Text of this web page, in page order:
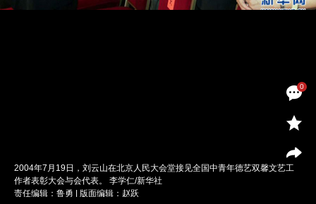
0
2004年7月19日，刘云山在北京人民大会堂接见全国中青年德艺双馨文艺工
作者表彰大会与会代表。 李学仁/新华社
责任编辑：鲁勇 | 版面编辑：赵跃